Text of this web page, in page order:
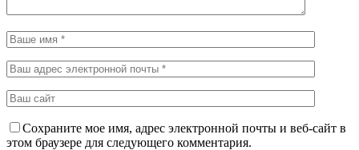
Сохраните мое имя, адрес электронной почты и веб-сайт в
этом браузере для следующего комментария.